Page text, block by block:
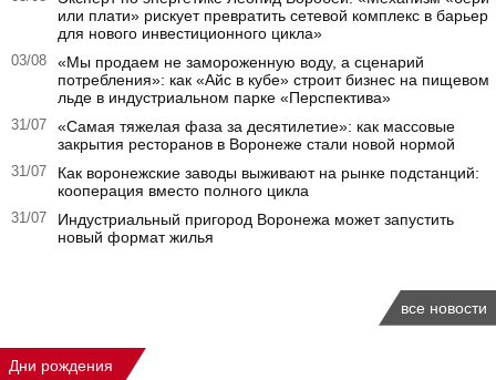
или плати» рискует превратить сетевой комплекс в барьер
для нового инвестиционного цикла»
03/08
«Мы продаем не замороженную воду, а сценарий
потребления»: как «Айс в кубе» строит бизнес на пищевом
льде в индустриальном парке «Перспектива»
31/07
«Самая тяжелая фаза за десятилетие»: как массовые
закрытия ресторанов в Воронеже стали новой нормой
31/07
Как воронежские заводы выживают на рынке подстанций:
кооперация вместо полного цикла
31/07
Индустриальный пригород Воронежа может запустить
новый формат жилья
все новости
Дни рождения